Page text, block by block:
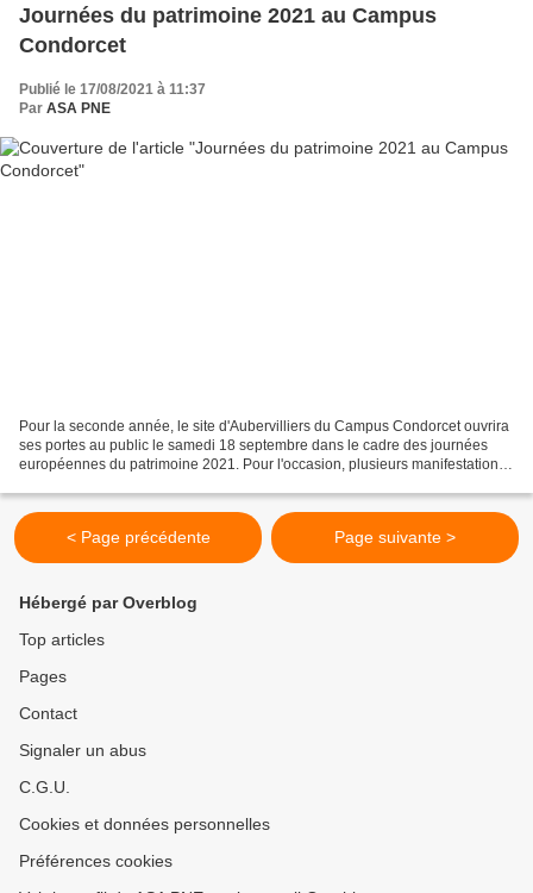
Journées du patrimoine 2021 au Campus
Condorcet
Publié le 17/08/2021 à 11:37
Par ASA PNE
Pour la seconde année, le site d'Aubervilliers du Campus Condorcet ouvrira
ses portes au public le samedi 18 septembre dans le cadre des journées
européennes du patrimoine 2021. Pour l'occasion, plusieurs manifestations
< Page précédente Page suivante >
Hébergé par Overblog
Top articles
Pages
Contact
Signaler un abus
C.G.U.
Cookies et données personnelles
Préférences cookies